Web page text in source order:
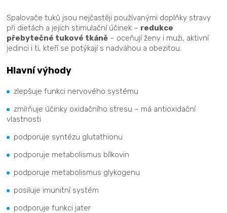
Spalovače tuků jsou nejčastěji používanými doplňky stravy
při dietách a jejich stimulační účinek – redukce
přebytečné tukové tkáně – oceňují ženy i muži, aktivní
jedinci i ti, kteří se potýkají s nadváhou a obezitou.
Hlavní výhody
zlepšuje funkci nervového systému
zmírňuje účinky oxidačního stresu – má antioxidační
vlastnosti
podporuje syntézu glutathionu
podporuje metabolismus bílkovin
podporuje metabolismus glykogenu
posiluje imunitní systém
podporuje funkci jater